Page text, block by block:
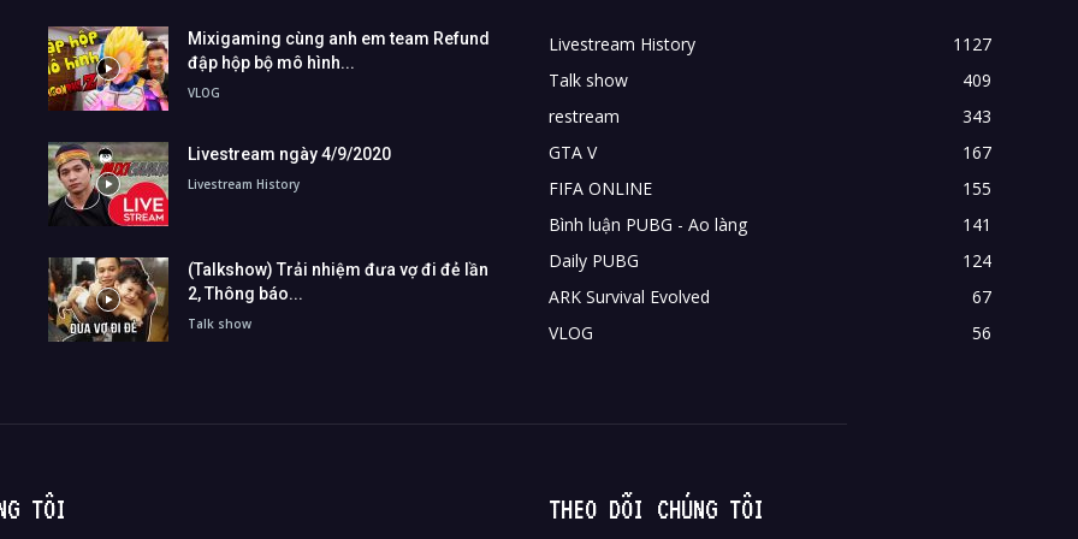
Mixigaming cùng anh em team Refund
đập hộp bộ mô hình...
VLOG
Livestream ngày 4/9/2020
Livestream History
(Talkshow) Trải nhiệm đưa vợ đi đẻ lần
2, Thông báo...
Talk show
Livestream History
1127
Talk show
409
restream
343
GTA V
167
FIFA ONLINE
155
Bình luận PUBG - Ao làng
141
Daily PUBG
124
ARK Survival Evolved
67
VLOG
56
TÔI THEO DÕI CHÚNG TÔI